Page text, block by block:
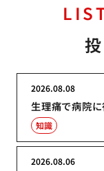
生理痛で病院
2026.08.08
知識
2026.08.06